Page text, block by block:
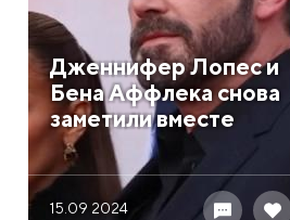
Дженнифер Лопес и
Бена Аффлека снова
заметили вместе
15.09 2024